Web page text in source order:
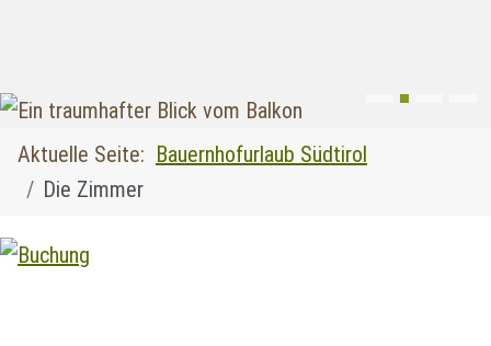
Aktuelle Seite: Bauernhofurlaub Südtirol
Die Zimmer